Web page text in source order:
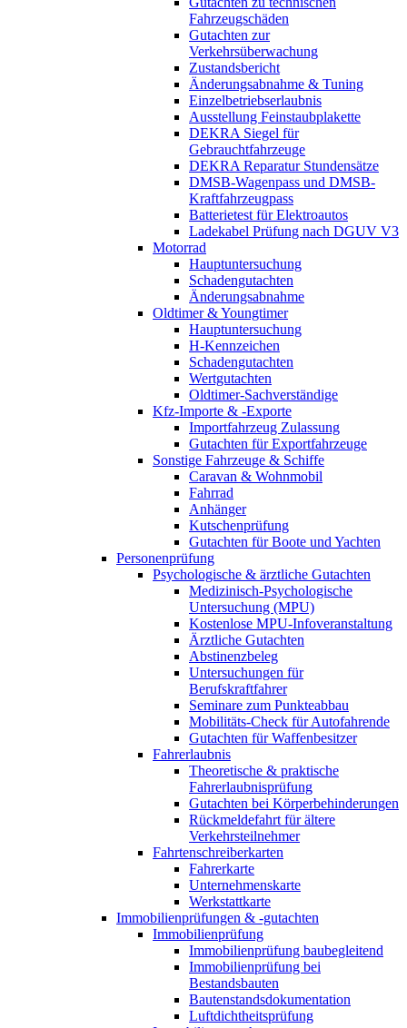
Fahrzeugschäden
Gutachten zur
Verkehrsüberwachung
Zustandsbericht
Änderungsabnahme & Tuning
Einzelbetriebserlaubnis
Ausstellung Feinstaubplakette
DEKRA Siegel für
Gebrauchtfahrzeuge
DEKRA Reparatur Stundensätze
DMSB-Wagenpass und DMSB-
Kraftfahrzeugpass
Batterietest für Elektroautos
Ladekabel Prüfung nach DGUV V3
Motorrad
Hauptuntersuchung
Schadengutachten
Änderungsabnahme
Oldtimer & Youngtimer
Hauptuntersuchung
H-Kennzeichen
Schadengutachten
Wertgutachten
Oldtimer-Sachverständige
Kfz-Importe & -Exporte
Importfahrzeug Zulassung
Gutachten für Exportfahrzeuge
Sonstige Fahrzeuge & Schiffe
Caravan & Wohnmobil
Fahrrad
Anhänger
Kutschenprüfung
Gutachten für Boote und Yachten
Personenprüfung
Psychologische & ärztliche Gutachten
Medizinisch-Psychologische
Untersuchung (MPU)
Kostenlose MPU-Infoveranstaltung
Ärztliche Gutachten
Abstinenzbeleg
Untersuchungen für
Berufskraftfahrer
Seminare zum Punkteabbau
Mobilitäts-Check für Autofahrende
Gutachten für Waffenbesitzer
Fahrerlaubnis
Theoretische & praktische
Fahrerlaubnisprüfung
Gutachten bei Körperbehinderungen
Rückmeldefahrt für ältere
Verkehrsteilnehmer
Fahrtenschreiberkarten
Fahrerkarte
Unternehmenskarte
Werkstattkarte
Immobilienprüfungen & -gutachten
Immobilienprüfung
Immobilienprüfung baubegleitend
Immobilienprüfung bei
Bestandsbauten
Bautenstandsdokumentation
Luftdichtheitsprüfung